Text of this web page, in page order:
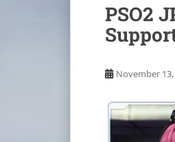
PSO2
November 13,